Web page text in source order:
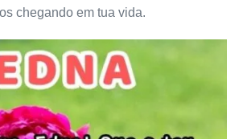
chegando em tua vida.